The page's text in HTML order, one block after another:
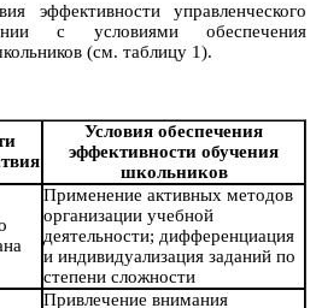
эффективности управленческого
с условиями обеспечения
(см. таблицу 1).
Условия обеспечения
эффективности обучения
школьников
Применение активных методов
организации учебной
деятельности; дифференциация
и индивидуализация заданий по
степени сложности
Привлечение внимания